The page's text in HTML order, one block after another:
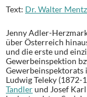
Text: Dr. Walter
Jenny Adler-
über Österreich
und die erste und
Gewerbeinspektion
Gewerbeinspektorats
Ludwig Teleky (1872-
Tandlerund Josef